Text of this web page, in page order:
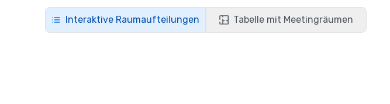
Interaktive Raumaufteilungen Tabelle mit Meetingräumen